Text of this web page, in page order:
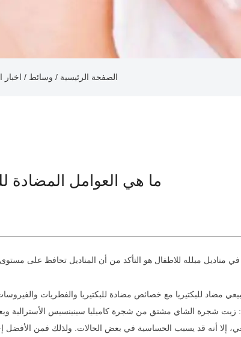
الصفحة الرئيسية / وسائط / اخبار
ما هي العوامل المضادة
في مناديل مبلله للاطفال